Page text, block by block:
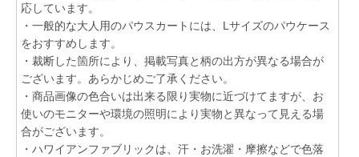
応しています。
・一般的な大人用のパウスカートには、Lサイズのパウケース
をおすすめします。
・裁断した箇所により、掲載写真と柄の出方が異なる場合が
ございます。あらかじめご了承ください。
・商品画像の色合いは出来る限り実物に近づけてますが、お
使いのモニターや環境の照明により実物と異なって見える場
合がございます。
・ハワイアンファブリックは、汗・お洗濯・摩擦などで色落